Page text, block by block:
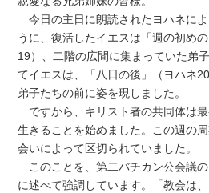
今日の主日に朗読されたヨハネに
うに、復活したイエスは「週の初め
19）、二階の広間に集まっていた弟
てイエスは、「八日の後」（ヨハネ
弟子たちの前に姿を現しました。
ですから、キリスト者の共同体は
生きることを始めました。この週の
会いによって区切られていました。
このことを、第二バチカン公会議
に述べて強調しています。「教会は